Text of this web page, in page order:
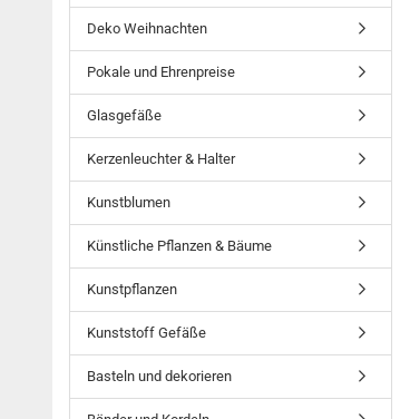
Deko Weihnachten
Pokale und Ehrenpreise
Glasgefäße
Kerzenleuchter & Halter
Kunstblumen
Künstliche Pflanzen & Bäume
Kunstpflanzen
Kunststoff Gefäße
Basteln und dekorieren